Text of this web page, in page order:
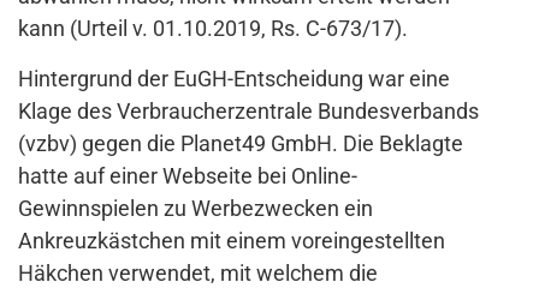
kann (Urteil v. 01.10.2019, Rs. C-673/17).
Hintergrund der EuGH-Entscheidung war eine
Klage des Verbraucherzentrale Bundesverbands
(vzbv) gegen die Planet49 GmbH. Die Beklagte
hatte auf einer Webseite bei Online-
Gewinnspielen zu Werbezwecken ein
Ankreuzkästchen mit einem voreingestellten
Häkchen verwendet, mit welchem die